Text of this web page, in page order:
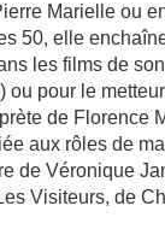
Marielle ou
50, elle
les films de
ou pour le
de Florence
aux rôles de
de Véronique
Visiteurs, de